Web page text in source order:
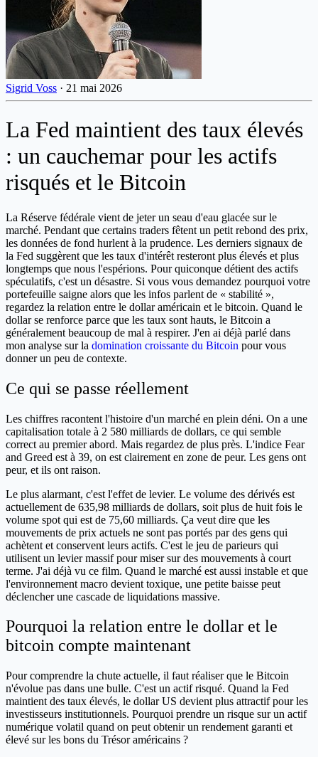
Sigrid Voss · 21 mai 2026
La Fed maintient des taux élevés
: un cauchemar pour les actifs
risqués et le Bitcoin
La Réserve fédérale vient de jeter un seau d'eau glacée sur le
marché. Pendant que certains traders fêtent un petit rebond des prix,
les données de fond hurlent à la prudence. Les derniers signaux de
la Fed suggèrent que les taux d'intérêt resteront plus élevés et plus
longtemps que nous l'espérions. Pour quiconque détient des actifs
spéculatifs, c'est un désastre. Si vous vous demandez pourquoi votre
portefeuille saigne alors que les infos parlent de « stabilité »,
regardez la relation entre le dollar américain et le bitcoin. Quand le
dollar se renforce parce que les taux sont hauts, le Bitcoin a
généralement beaucoup de mal à respirer. J'en ai déjà parlé dans
mon analyse sur la domination croissante du Bitcoin pour vous
donner un peu de contexte.
Ce qui se passe réellement
Les chiffres racontent l'histoire d'un marché en plein déni. On a une
capitalisation totale à 2 580 milliards de dollars, ce qui semble
correct au premier abord. Mais regardez de plus près. L'indice Fear
and Greed est à 39, on est clairement en zone de peur. Les gens ont
peur, et ils ont raison.
Le plus alarmant, c'est l'effet de levier. Le volume des dérivés est
actuellement de 635,98 milliards de dollars, soit plus de huit fois le
volume spot qui est de 75,60 milliards. Ça veut dire que les
mouvements de prix actuels ne sont pas portés par des gens qui
achètent et conservent leurs actifs. C'est le jeu de parieurs qui
utilisent un levier massif pour miser sur des mouvements à court
terme. J'ai déjà vu ce film. Quand le marché est aussi instable et que
l'environnement macro devient toxique, une petite baisse peut
déclencher une cascade de liquidations massive.
Pourquoi la relation entre le dollar et le
bitcoin compte maintenant
Pour comprendre la chute actuelle, il faut réaliser que le Bitcoin
n'évolue pas dans une bulle. C'est un actif risqué. Quand la Fed
maintient des taux élevés, le dollar US devient plus attractif pour les
investisseurs institutionnels. Pourquoi prendre un risque sur un actif
numérique volatil quand on peut obtenir un rendement garanti et
élevé sur les bons du Trésor américains ?